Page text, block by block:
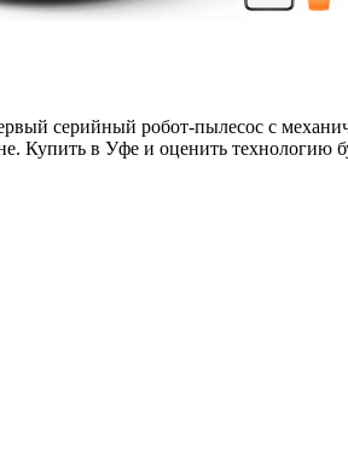
серийный робот-пылесос с
Купить в Уфе и оценить технологию